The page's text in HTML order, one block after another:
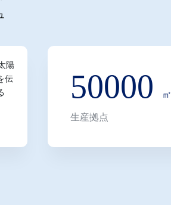
50000 ㎡
生産拠点